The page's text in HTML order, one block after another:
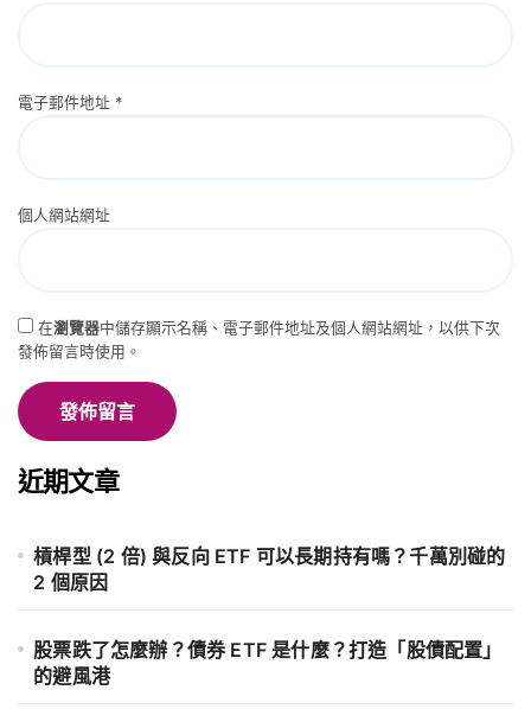
電子郵件地址 *
個人網站網址
在瀏覽器中儲存顯示名稱、電子郵件地址及個人網站網址，以供下次
發佈留言時使用。
近期文章
槓桿型 (2 倍) 與反向 ETF 可以長期持有嗎？千萬別碰的
2 個原因
股票跌了怎麼辦？債券 ETF 是什麼？打造「股債配置」
的避風港